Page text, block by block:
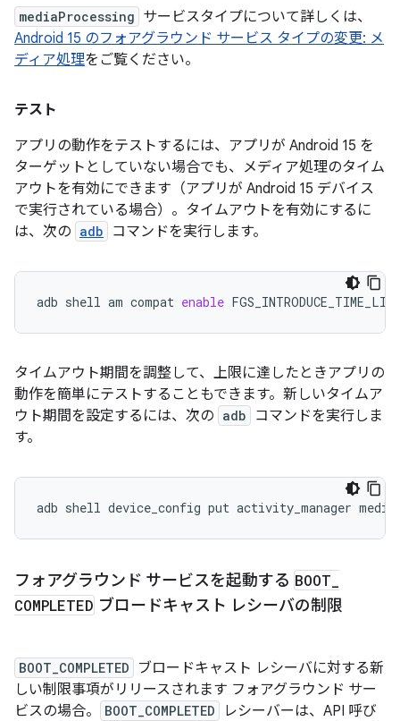
mediaProcessing サービスタイプについて詳しくは、
Android 15 のフォアグラウンド サービス タイプの変更: メ
ディア処理をご覧ください。
テスト
アプリの動作をテストするには、アプリが Android 15 を
ターゲットとしていない場合でも、メディア処理のタイム
アウトを有効にできます（アプリが Android 15 デバイス
で実行されている場合）。タイムアウトを有効にするに
は、次の adb コマンドを実行します。
adb shell am compat enable
タイムアウト期間を調整して、上限に達したときアプリの
動作を簡単にテストすることもできます。新しいタイムア
ウト期間を設定するには、次の adb
コマンドを実行しま
す。
adb shell device_config put activity_manager
フォアグラウンド サービスを起動する BOOT
COMPLETED ブロードキャスト レシーバの制限
BOOT_COMPLETED
ブロードキャスト レシーバに対する新
しい制限事項がリリースされます フォアグラウンド サー
ビスの場合。
BOOT_COMPLETED
レシーバーは、API 呼び